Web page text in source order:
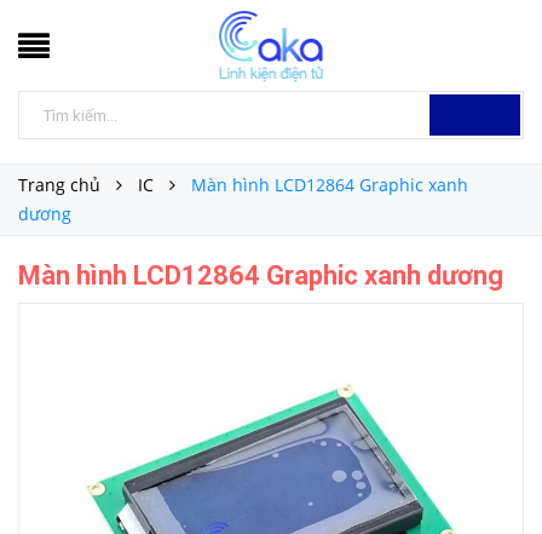
Trang chủ IC
Màn hình LCD12864 Graphic xanh
dương
Màn hình LCD12864 Graphic xanh dương